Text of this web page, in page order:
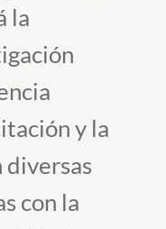
la
y la
diversas
con la